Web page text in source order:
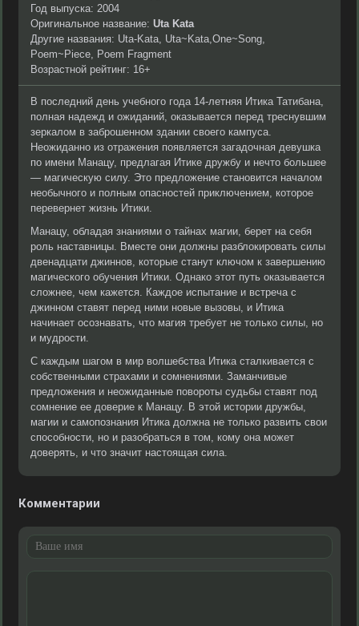
Год выпуска: 2004
Оригинальное название: Uta Kata
Другие названия: Uta-Kata, Uta~Kata,One~Song,
Poem~Piece, Poem Fragment
Возрастной рейтинг: 16+
В последний день учебного года 14-летняя Итика Татибана,
полная надежд и ожиданий, оказывается перед треснувшим
зеркалом в заброшенном здании своего кампуса.
Неожиданно из отражения появляется загадочная девушка
по имени Манацу, предлагая Итике дружбу и нечто большее
— магическую силу. Это предложение становится началом
необычного и полным опасностей приключением, которое
перевернет жизнь Итики.
Манацу, обладая знаниями о тайнах магии, берет на себя
роль наставницы. Вместе они должны разблокировать силы
двенадцати джиннов, которые станут ключом к завершению
магического обучения Итики. Однако этот путь оказывается
сложнее, чем кажется. Каждое испытание и встреча с
джинном ставят перед ними новые вызовы, и Итика
начинает осознавать, что магия требует не только силы, но
и мудрости.
С каждым шагом в мир волшебства Итика сталкивается с
собственными страхами и сомнениями. Заманчивые
предложения и неожиданные повороты судьбы ставят под
сомнение ее доверие к Манацу. В этой истории дружбы,
магии и самопознания Итика должна не только развить свои
способности, но и разобраться в том, кому она может
доверять, и что значит настоящая сила.
Комментарии